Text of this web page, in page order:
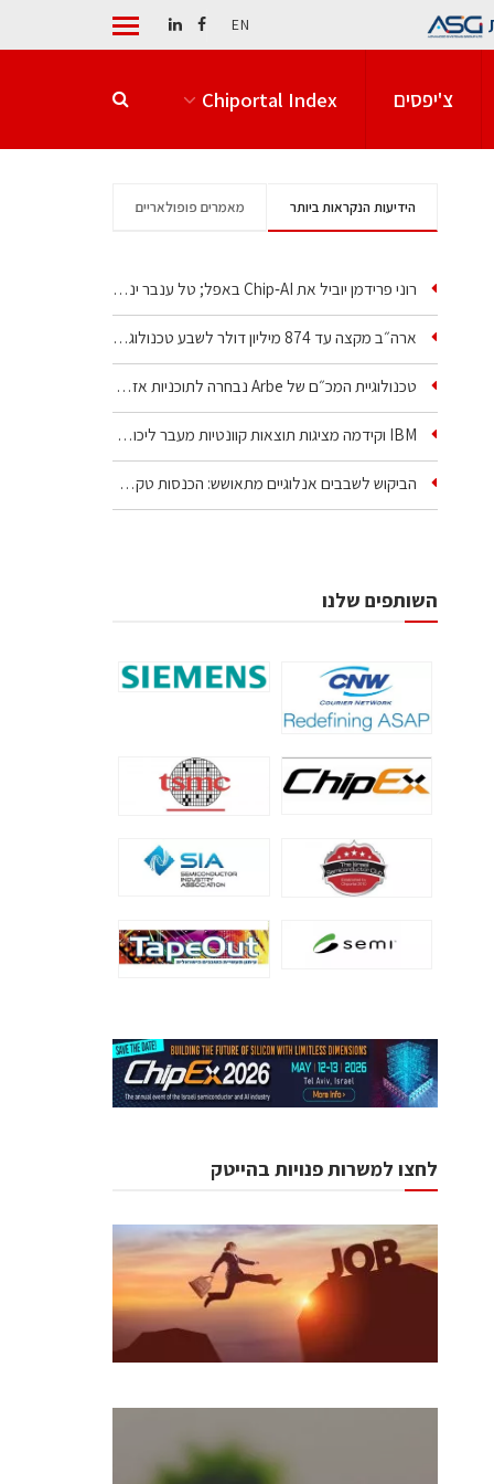
EN
צ'יפסים Chiportal Index
הידיעות הנקראות ביותר מאמרים פופולאריים
רוני פרידמן יוביל את Chip‑AI באפל; טל ענבר ינהל את…
ארה״ב מקצה עד 874 מיליון דולר לשבע טכנולוגיות שבבים…
טכנולוגיית המכ״ם של Arbe נבחרה לתוכניות אזרחיות וביטחוניות
IBM וקידמה מציגות תוצאות קוונטיות מעבר ליכולת…
הביקוש לשבבים אנלוגיים מתאושש: הכנסות טקסס…
השותפים שלנו
לחצו למשרות פנויות בהייטק